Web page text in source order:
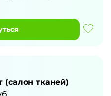
(салон тканей)